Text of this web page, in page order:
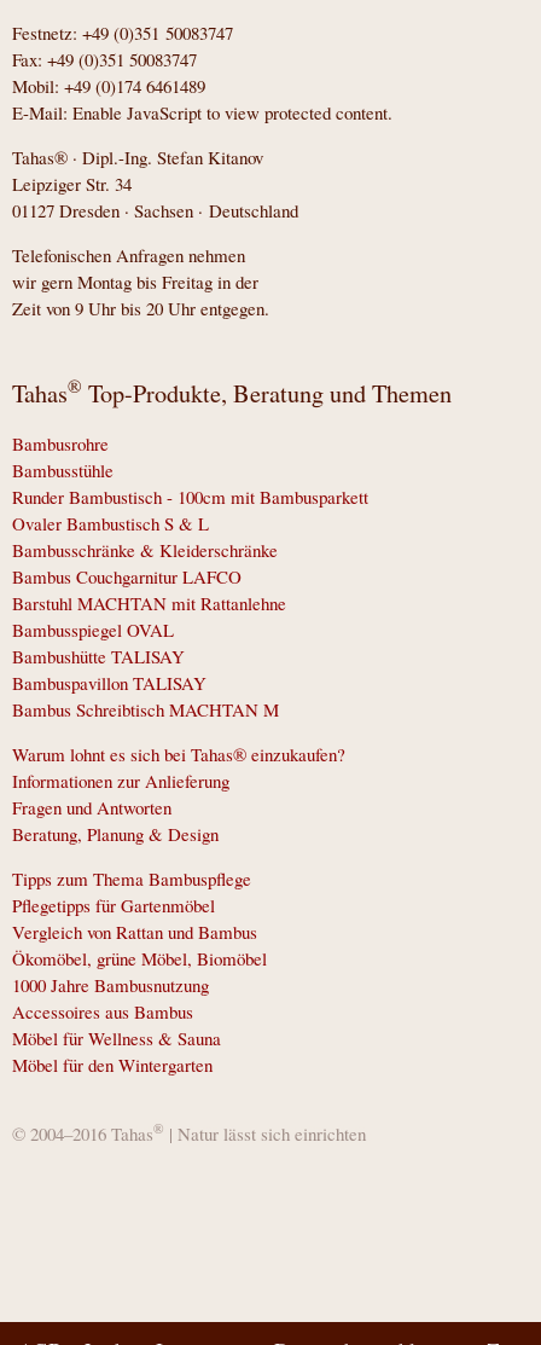
Festnetz: +49 (0)351 50083747
Fax: +49 (0)351 50083747
Mobil: +49 (0)174 6461489
E-Mail: Enable JavaScript to view protected content.
Tahas® · Dipl.-Ing. Stefan Kitanov
Leipziger Str. 34
01127 Dresden · Sachsen · Deutschland
Telefonischen Anfragen nehmen
wir gern Montag bis Freitag in der
Zeit von 9 Uhr bis 20 Uhr entgegen.
Tahas® Top-Produkte, Beratung und Themen
Bambusrohre
Bambusstühle
Runder Bambustisch - 100cm mit Bambusparkett
Ovaler Bambustisch S & L
Bambusschränke & Kleiderschränke
Bambus Couchgarnitur LAFCO
Barstuhl MACHTAN mit Rattanlehne
Bambusspiegel OVAL
Bambushütte TALISAY
Bambuspavillon TALISAY
Bambus Schreibtisch MACHTAN M
Warum lohnt es sich bei Tahas® einzukaufen?
Informationen zur Anlieferung
Fragen und Antworten
Beratung, Planung & Design
Tipps zum Thema Bambuspflege
Pflegetipps für Gartenmöbel
Vergleich von Rattan und Bambus
Ökomöbel, grüne Möbel, Biomöbel
1000 Jahre Bambusnutzung
Accessoires aus Bambus
Möbel für Wellness & Sauna
Möbel für den Wintergarten
© 2004–2016 Tahas® | Natur lässt sich einrichten